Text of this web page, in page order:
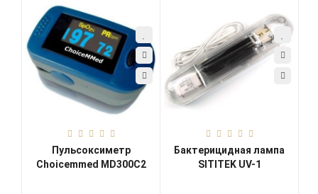
Пульсоксиметр
Choicemmed MD300C2
Бактерицидная лампа
SITITEK UV-1